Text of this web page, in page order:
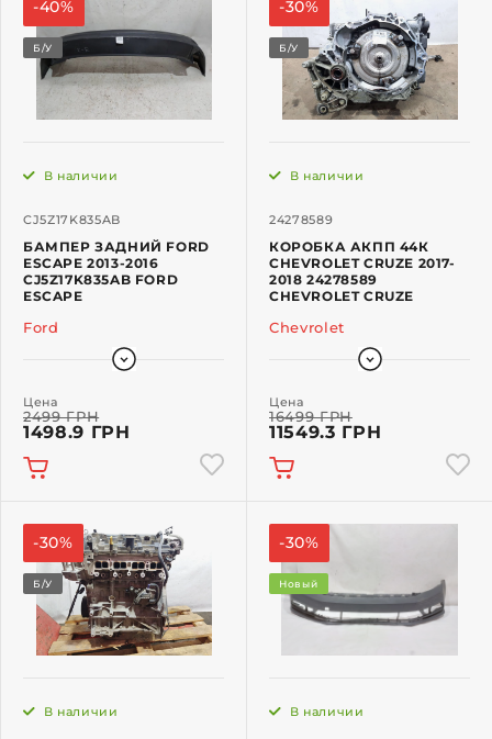
-40%
Б/У
CJ5Z17K835AB
В наличии
БАМПЕР ЗАДНИЙ FORD
ESCAPE 2013-2016
CJ5Z17K835AB FORD
ESCAPE
Ford
Цена
2499 ГРН
1498.9 ГРН
-30%
Б/У
24278589
В наличии
КОРОБКА АКПП 44К
CHEVROLET CRUZE 2017-
2018 24278589
CHEVROLET CRUZE
Chevrolet
Цена
16499 ГРН
11549.3 ГРН
-30%
Б/У
В наличии
-30%
Новый
В наличии